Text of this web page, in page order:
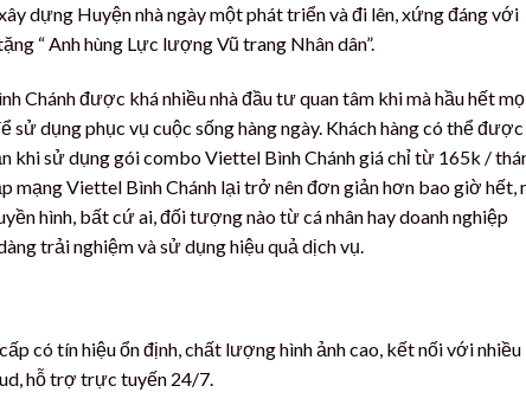
dựng Huyện nhà ngày một phát triển và đi lên, xứng đáng với
“ Anh hùng Lực lượng Vũ trang Nhân dân”.
Chánh được khá nhiều nhà đầu tư quan tâm khi mà hầu hết
dụng phục vụ cuộc sống hàng ngày. Khách hàng có thể được
khi sử dụng gói combo Viettel Bình Chánh giá chỉ từ 165k /
mạng Viettel Bình Chánh lại trở nên đơn giản hơn bao giờ hết,
hình, bất cứ ai, đối tượng nào từ cá nhân hay doanh nghiệp
trải nghiệm và sử dụng hiệu quả dịch vụ.
có tín hiệu ổn định, chất lượng hình ảnh cao, kết nối với nhiều
hỗ trợ trực tuyến 24/7.